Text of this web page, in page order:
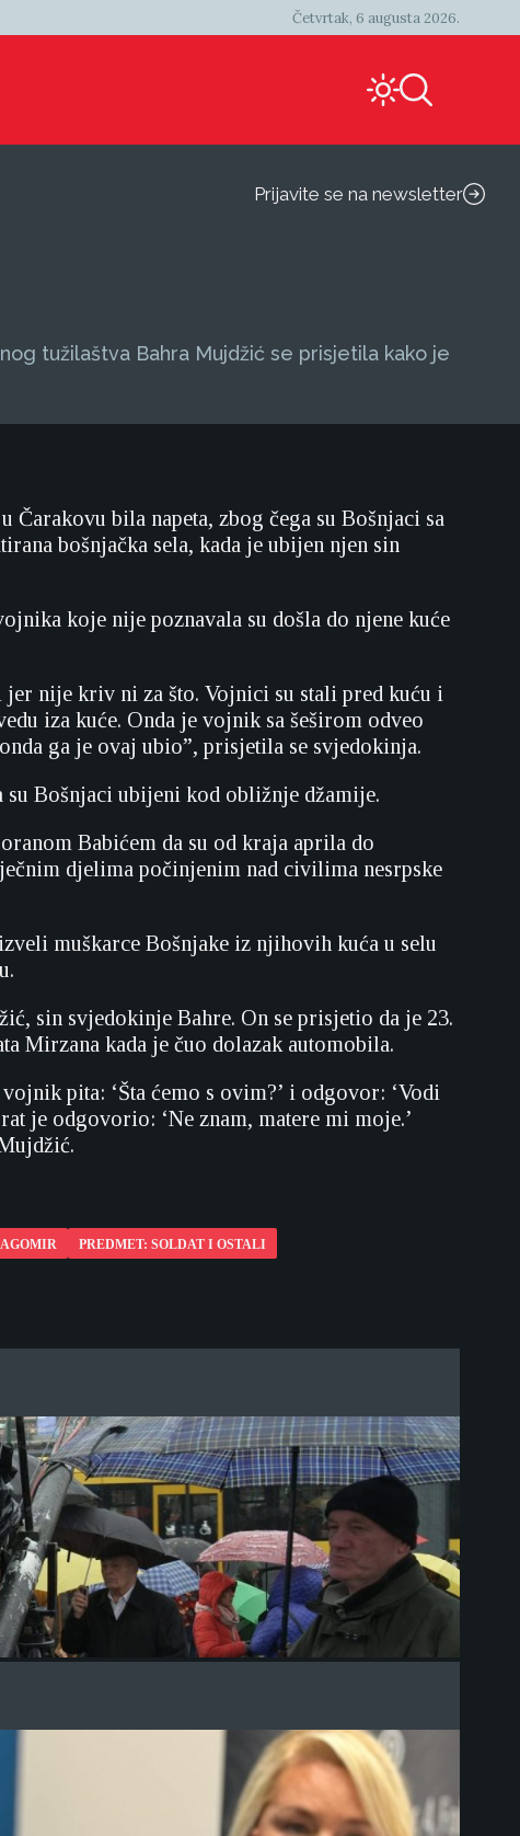
Četvrtak, 6 augusta 2026.
Prijavite se na newsletter
tužilaštva Bahra Mujdžić se prisjetila kako je
bila napeta, zbog čega su Bošnjaci sa
bošnjačka sela, kada je ubijen njen sin
koje nije poznavala su došla do njene kuće
jer nije kriv ni za što. Vojnici su stali pred kuću i
iza kuće. Onda je vojnik sa šeširom odveo
ga je ovaj ubio”, prisjetila se svjedokinja.
Bošnjaci ubijeni kod obližnje džamije.
Babićem da su od kraja aprila do
djelima počinjenim nad civilima nesrpske
muškarce Bošnjake iz njihovih kuća u selu
sin svjedokinje Bahre. On se prisjetio da je 23.
Mirzana kada je čuo dolazak automobila.
pita: ‘Šta ćemo s ovim?’ i odgovor: ‘Vodi
je odgovorio: ‘Ne znam, matere mi moje.’
PREDMET: SOLDAT I OSTALI